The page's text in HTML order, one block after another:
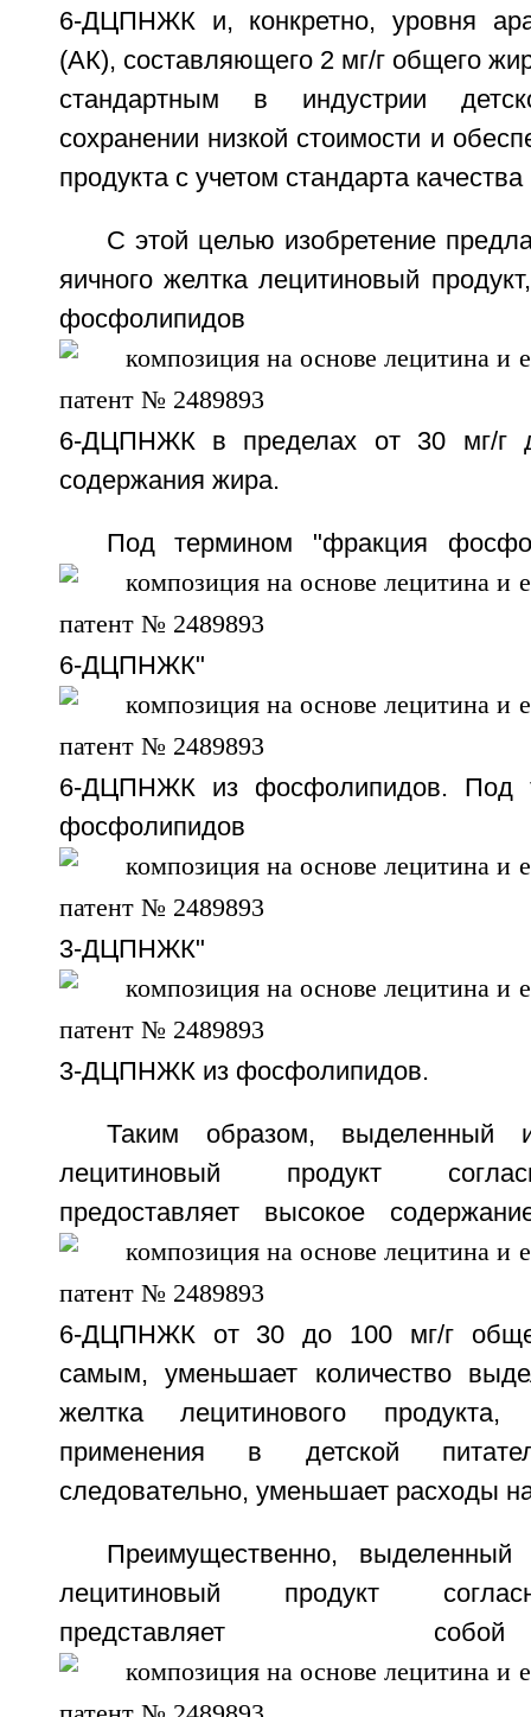
6-ДЦПНЖК и, конкретно, уровня
(АК), составляющего 2 мг/г общего
стандартным в индустрии
сохранении низкой стоимости и
продукта с учетом стандарта
С этой целью изобретение
яичного желтка лецитиновый
фосфолипидов
6-ДЦПНЖК в пределах от 30 мг/г
содержания жира.
Под термином "фракция
6-ДЦПНЖК"
6-ДЦПНЖК из фосфолипидов. Под
фосфолипидов
3-ДЦПНЖК"
3-ДЦПНЖК из фосфолипидов.
Таким образом, выделенный
лецитиновый продукт
предоставляет высокое
6-ДЦПНЖК от 30 до 100 мг/г
самым, уменьшает количество
желтка лецитинового
применения в детской
следовательно, уменьшает расходы
Преимущественно, выделенный
лецитиновый продукт
представляет